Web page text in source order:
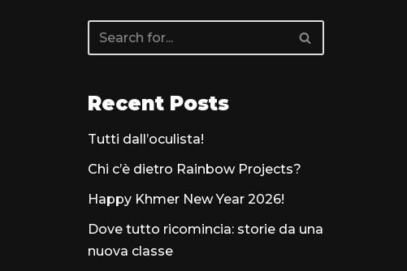
Recent Posts
Tutti dall’oculista!
Chi c’è dietro Rainbow Projects?
Happy Khmer New Year 2026!
Dove tutto ricomincia: storie da una
nuova classe